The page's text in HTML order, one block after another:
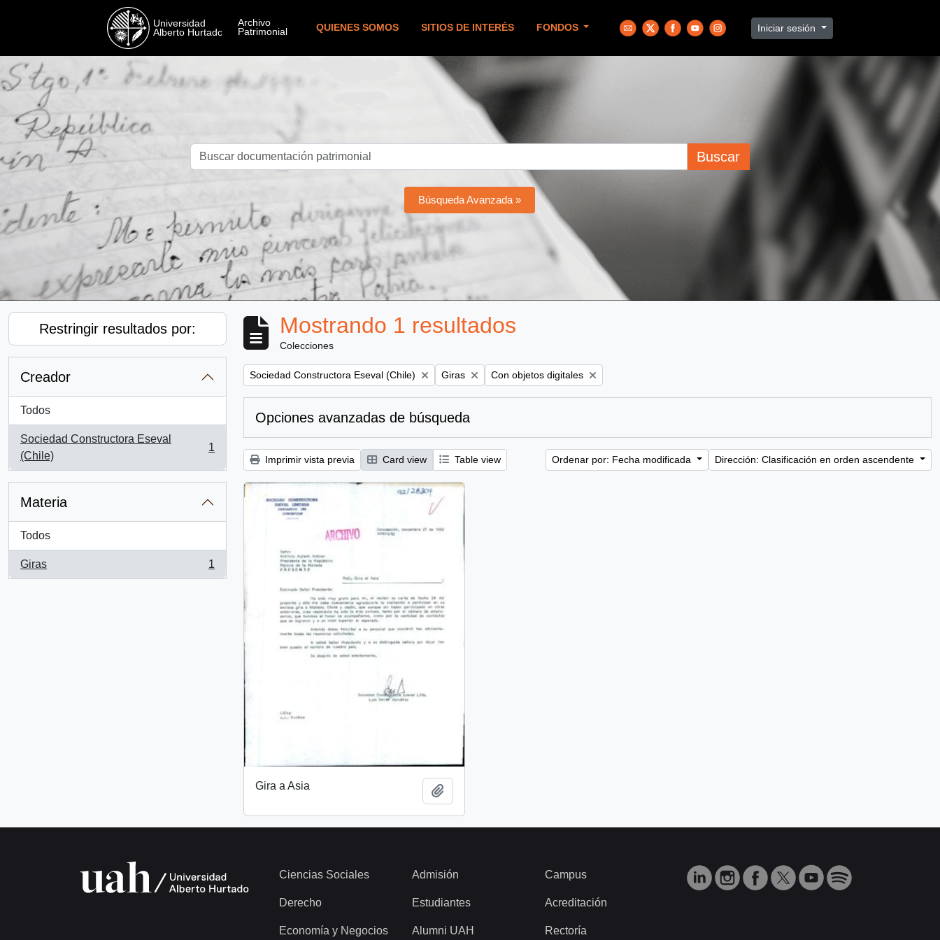
QUIENES SOMOS SITIOS DE INTERÉS FONDOS Iniciar sesión
Buscar
Búsqueda Avanzada »
Restringir resultados por:
Creador
Todos
Sociedad Constructora Eseval
(Chile)
, 1 resultados
1
Materia
Todos
Giras
, 1 resultados
1
Mostrando 1 resultados
Colecciones
Remove filter:
Sociedad Constructora Eseval (Chile) Remove filter:
Giras Remove filter:
Con objetos digitales
Opciones avanzadas de búsqueda
Imprimir vista previa Card view Table view Ordenar por: Fecha modificada Dirección: Clasificación en orden ascendente
Gira a Asia
Ciencias Sociales
Derecho
Economía y Negocios
Admisión
Estudiantes
Alumni UAH
Campus
Acreditación
Rectoría